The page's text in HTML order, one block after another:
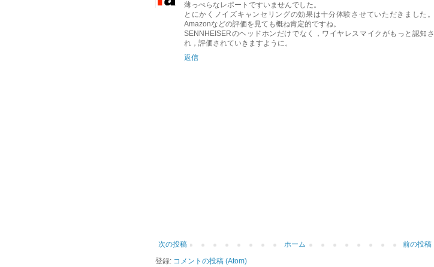
薄っぺらなレポートですいませんでした。
とにかくノイズキャンセリングの効果は十分体験させていただきました。
Amazonなどの評価を見ても概ね肯定的ですね。
SENNHEISERのヘッドホンだけでなく，ワイヤレスマイクがもっと認知さ
れ，評価されていきますように。
返信
次の投稿 前の投稿
ホーム
登録: コメントの投稿 (Atom)